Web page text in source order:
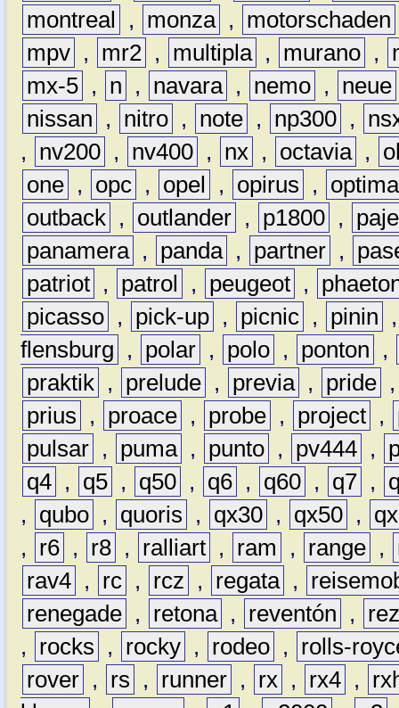
montreal
, monza , motorschaden
mpv , mr2 , multipla , murano ,
mx-5 , n , navara , nemo , neue
nissan
, nitro , note , np300 ,
,
nv200 , nv400 , nx , octavia ,
one , opc , opel , opirus ,
optima
outback , outlander , p1800 ,
panamera , panda , partner ,
patriot , patrol , peugeot ,
picasso , pick-up , picnic , pinin
flensburg
, polar , polo , ponton
,
praktik , prelude , previa , pride
prius
, proace , probe , project ,
pulsar , puma , punto , pv444 ,
q4 , q5 , q50 , q6 , q60 , q7 ,
,
qubo , quoris , qx30 , qx50 ,
,
r6 , r8 , ralliart , ram , range ,
rav4 , rc , rcz , regata ,
renegade , retona , reventón ,
,
rocks , rocky , rodeo ,
rolls-
rover , rs , runner , rx , rx4 ,